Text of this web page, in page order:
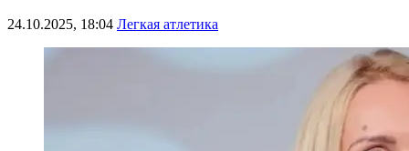
24.10.2025, 18:04 Легкая атлетика